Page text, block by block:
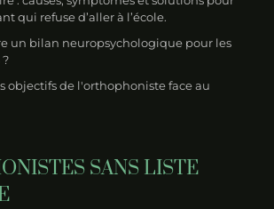
qui refuse d’aller à l’école.
un bilan neuropsychologique pour les
objectifs de l'orthophoniste face au
SANS LISTE